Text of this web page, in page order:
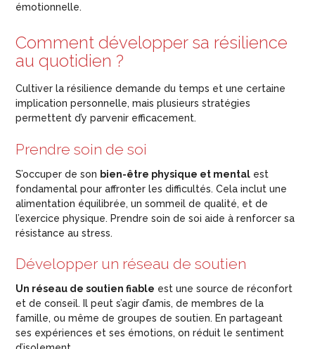
émotionnelle.
Comment développer sa résilience
au quotidien ?
Cultiver la résilience demande du temps et une certaine
implication personnelle, mais plusieurs stratégies
permettent d’y parvenir efficacement.
Prendre soin de soi
S’occuper de son bien-être physique et mentalest
fondamental pour affronter les difficultés. Cela inclut une
alimentation équilibrée, un sommeil de qualité, et de
l’exercice physique. Prendre soin de soi aide à renforcer sa
résistance au stress.
Développer un réseau de soutien
Un réseau de soutien fiable est une source de réconfort
et de conseil. Il peut s’agir d’amis, de membres de la
famille, ou même de groupes de soutien. En partageant
ses expériences et ses émotions, on réduit le sentiment